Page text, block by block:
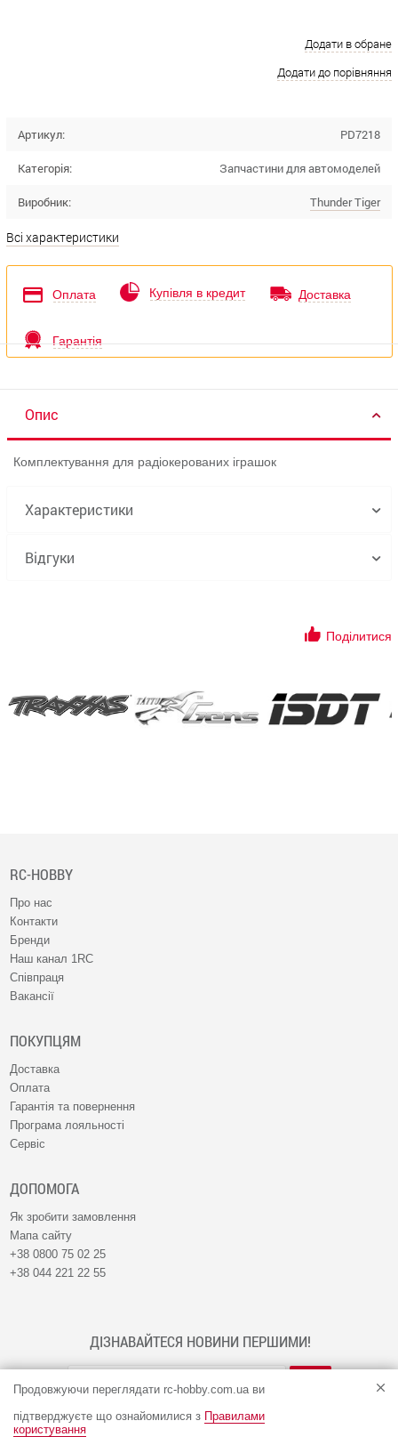
Продовжуючи переглядати rc-hobby.com.ua ви
підтверджуєте що ознайомилися з Правилами
користування
Додати в обране
Додати до порівняння
Артикул: PD7218
Категорія: Запчастини для автомоделей
Виробник: Thunder Tiger
Всі характеристики
Оплата Купівля в кредит Доставка
Гарантія
Опис
Комплектування для радіокерованих іграшок
Характеристики
Відгуки
Поділитися
RC-HOBBY
Про нас
Контакти
Бренди
Наш канал 1RC
Співпраця
Вакансії
ПОКУПЦЯМ
Доставка
Оплата
Гарантія та повернення
Програма лояльності
Сервіс
ДОПОМОГА
Як зробити замовлення
Мапа сайту
+38 0800 75 02 25
+38 044 221 22 55
ДІЗНАВАЙТЕСЯ НОВИНИ ПЕРШИМИ!